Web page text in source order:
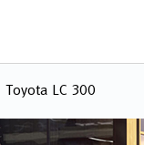
Toyota LC 300